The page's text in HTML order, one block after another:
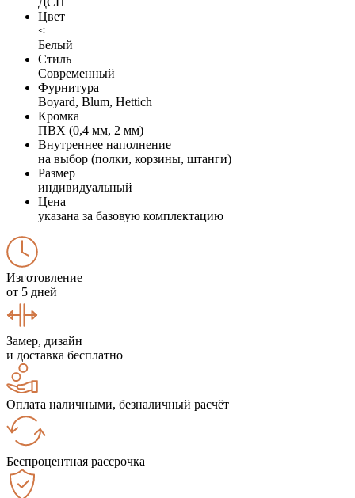
Цвет
<
Белый
Стиль
Современный
Фурнитура
Boyard, Blum, Hettich
Кромка
ПВХ (0,4 мм, 2 мм)
Внутреннее наполнение
на выбор (полки, корзины, штанги)
Размер
индивидуальный
Цена
указана за базовую комплектацию
Изготовление
от 5 дней
Замер, дизайн
и доставка бесплатно
Оплата наличными, безналичный расчёт
Беспроцентная рассрочка